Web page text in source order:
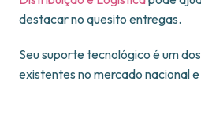
destacar no quesito entregas.
Seu suporte tecnológico é um
existentes no mercado nacional